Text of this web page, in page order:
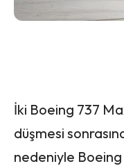
İki Boeing 737
düşmesi
nedeniyle Boeing